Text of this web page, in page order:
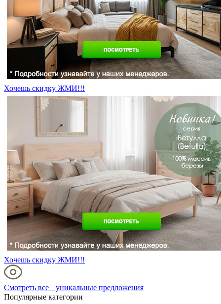
Хочешь скидку ЖМИ!!!
Хочешь скидку ЖМИ!!!
Смотреть все уникальные предложения
Популярные категории